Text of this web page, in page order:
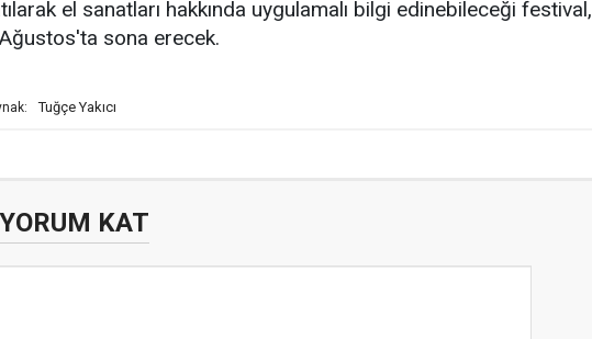
el sanatları hakkında uygulamalı bilgi edinebileceği festival,
sona erecek.
Tuğçe Yakıcı
YORUM KAT